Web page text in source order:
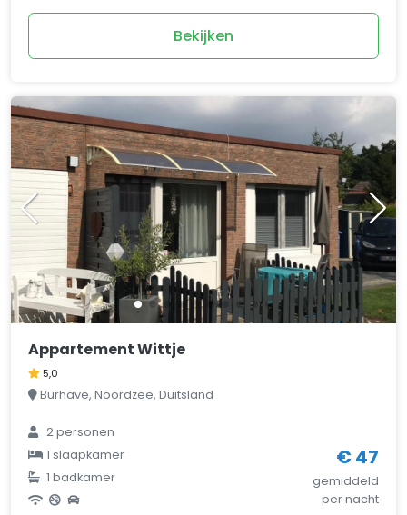
Bekijken
Appartement Wittje
5,0
Burhave, Noordzee, Duitsland
2 personen
1 slaapkamer
1 badkamer
€ 47
gemiddeld
per nacht